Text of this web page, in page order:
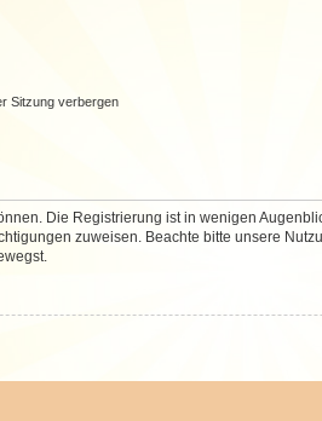
Sitzung verbergen
Die Registrierung ist in wenigen
zuweisen. Beachte bitte unsere